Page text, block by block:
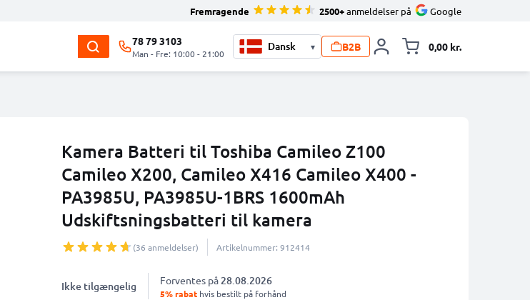
Fremragende 2500+anmeldelser på Google
78 79 3103
Man - Fre: 10:00 - 21:00
▾ B2B 0,00 kr.
Kamera Batteri til Toshiba Camileo Z100
Camileo X200, Camileo X416 Camileo X400 -
PA3985U, PA3985U-1BRS 1600mAh
Udskiftsningsbatteri til kamera
(36 anmeldelser) Artikelnummer: 912414
Ikke tilgængelig Forventes på 28.08.2026
5% rabat hvis bestilt på forhånd